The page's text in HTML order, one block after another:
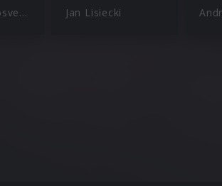
Benjamin Grosvenor Jan Lisiecki